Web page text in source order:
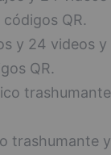
QR.
y 24 videos
QR.
trashumante